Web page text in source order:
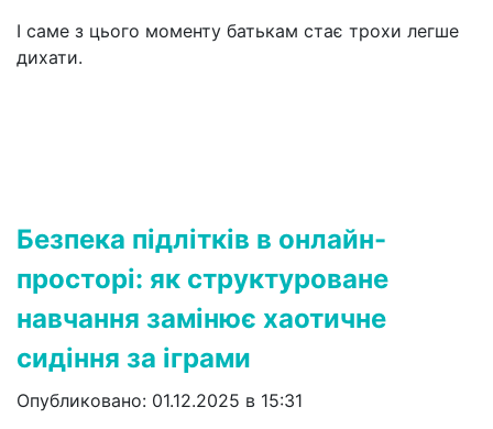
І саме з цього моменту батькам стає трохи легше
дихати.
Безпека підлітків в онлайн-
просторі: як структуроване
навчання замінює хаотичне
сидіння за іграми
Опубликовано: 01.12.2025 в 15:31